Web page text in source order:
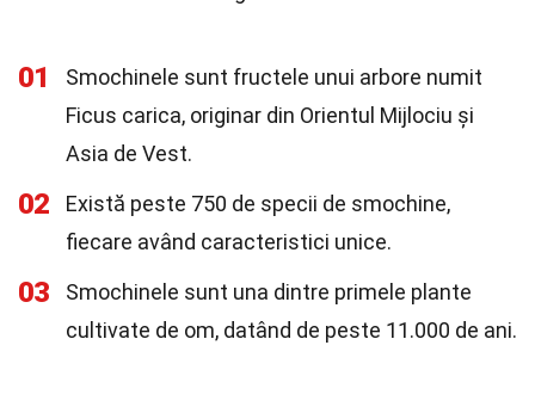
01
Smochinele sunt fructele unui arbore numit
Ficus carica, originar din Orientul Mijlociu și
Asia de Vest.
02
Există peste 750 de specii de smochine,
fiecare având caracteristici unice.
03
Smochinele sunt una dintre primele plante
cultivate de om, datând de peste 11.000 de ani.